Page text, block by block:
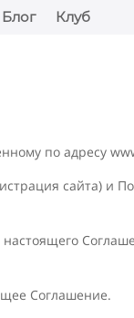
Блог Клуб
по адресу
сайта) и
Соглашение.